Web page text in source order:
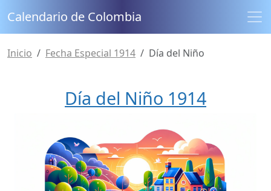
Calendario de Colombia
Inicio Fecha Especial 1914 Día del Niño
Día del Niño 1914